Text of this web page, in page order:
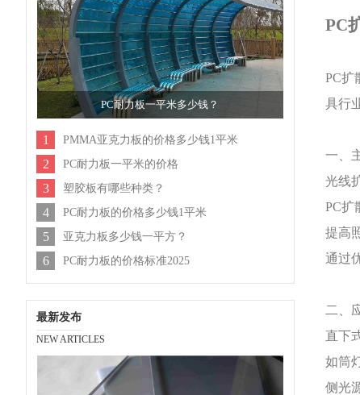
PC
PC扩
具行
一、
光线
PC扩
提高
通过
二、
直下
如筒
侧光
PC耐力板一平米多少钱？
1 PMMA亚克力板的价格多少钱1平米
2 PC耐力板一平米的价格
3 塑胶板有哪些种类？
4 PC耐力板的价格多少钱1平米
5 亚克力板多少钱一平方？
6 PC耐力板的价格标准2025
最新发布
NEW ARTICLES